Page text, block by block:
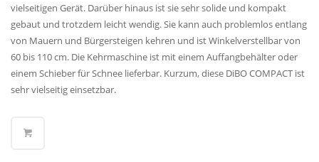
vielseitigen Gerät. Darüber hinaus ist sie sehr solide und kompakt
gebaut und trotzdem leicht wendig. Sie kann auch problemlos entlang
von Mauern und Bürgersteigen kehren und ist Winkelverstellbar von
60 bis 110 cm. Die Kehrmaschine ist mit einem Auffangbehälter oder
einem Schieber für Schnee lieferbar. Kurzum, diese DiBO COMPACT ist
sehr vielseitig einsetzbar.